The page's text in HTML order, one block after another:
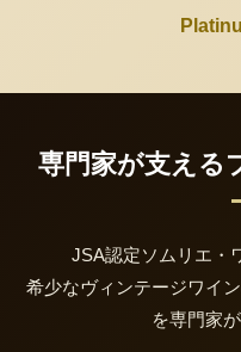
専門家が支える
JSA認定ソムリエ・
希少なヴィンテージワイ
を専門家